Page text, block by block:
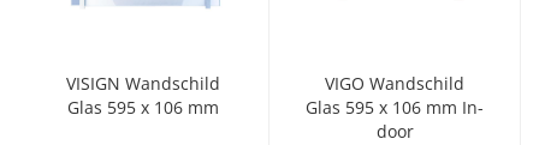
VI­SIGN Wand­schild
Glas 595 x 106 mm
VIGO Wand­schild
Glas 595 x 106 mm In­
door